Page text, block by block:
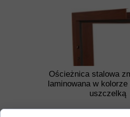
Ościeżnica stalowa
laminowana w kolorze
uszczelką